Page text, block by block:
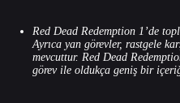
Red Dead Redemption 1’de
Ayrıca yan görevler, rastgele
mevcuttur. Red Dead
görev ile oldukça geniş bir